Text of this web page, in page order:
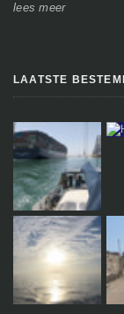
lees meer
LAATSTE